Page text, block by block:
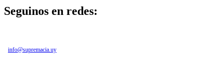
Seguinos en redes:
info@supremacia.uy